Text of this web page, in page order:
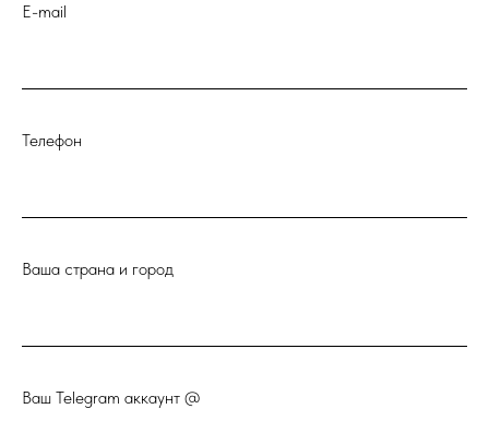
E-mail
Телефон
Ваша страна и город
Ваш Telegram аккаунт @